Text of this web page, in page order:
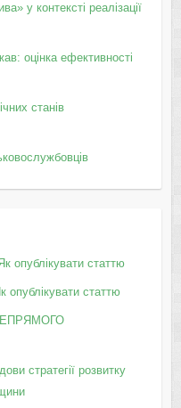
у контексті реалізації
оцінка ефективності
станів
опублікувати статтю
опублікувати статтю
стратегії розвитку